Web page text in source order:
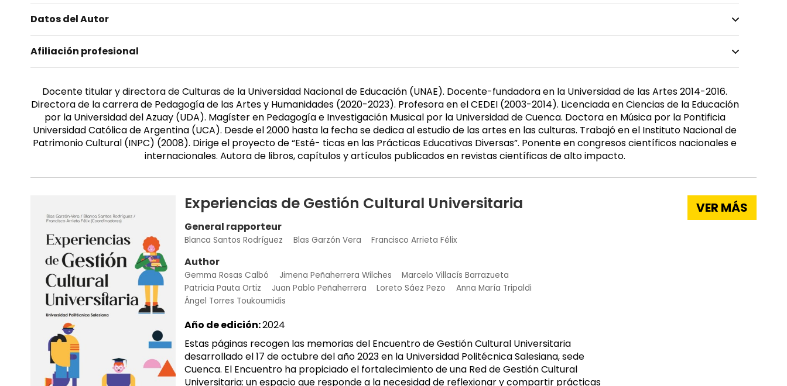
Datos del Autor
Femenino
Afiliación profesional
Docente titular y directora de Culturas de la Universidad Nacional de Educación (UNAE). Docente-fundadora en la Universidad de las Artes 2014-2016.
Directora de la carrera de Pedagogía de las Artes y Humanidades (2020-2023). Profesora en el CEDEI (2003-2014). Licenciada en Ciencias de la Educación
por la Universidad del Azuay (UDA). Magíster en Pedagogía e Investigación Musical por la Universidad de Cuenca. Doctora en Música por la Pontificia
Universidad Católica de Argentina (UCA). Desde el 2000 hasta la fecha se dedica al estudio de las artes en las culturas. Trabajó en el Instituto Nacional de
Patrimonio Cultural (INPC) (2008). Dirige el proyecto de “Esté- ticas en las Prácticas Educativas Diversas”. Ponente en congresos científicos nacionales e
internacionales. Autora de libros, capítulos y artículos publicados en revistas científicas de alto impacto.
Experiencias de Gestión Cultural Universitaria
General rapporteur
Blanca Santos Rodríguez Blas Garzón Vera Francisco Arrieta Félix
Author
Gemma Rosas Calbó Jimena Peñaherrera Wilches
Marcelo Villacís Barrazueta
Patricia Pauta Ortiz
Juan Pablo Peñaherrera Loreto Sáez Pezo
Anna María Tripaldi
Ángel Torres Toukoumidis
Año de edición:2024
Estas páginas recogen las memorias del Encuentro de Gestión Cultural Universitaria
desarrollado el 17 de octubre del año 2023 en la Universidad Politécnica Salesiana, sede
Cuenca. El Encuentro ha propiciado el fortalecimiento de una Red de Gestión Cultural
Universitaria: un espacio que responde a la necesidad de reflexionar y compartir prácticas
VER MÁS